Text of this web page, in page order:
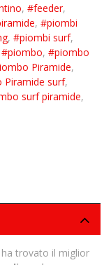
, #feeder,
, #piombi
, #piombi surf,
#piombo, #piombo
Piramide,
Piramide surf,
surf piramide,
ha trovato il miglior